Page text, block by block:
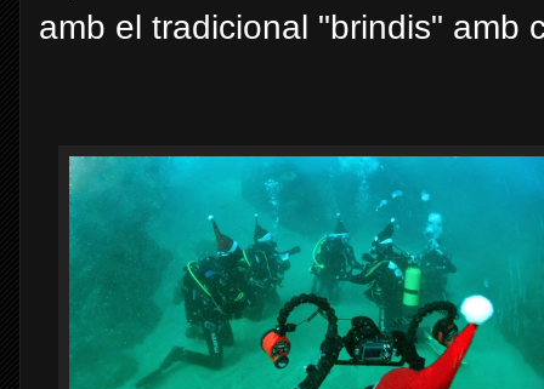
amb el tradicional "brindis" amb